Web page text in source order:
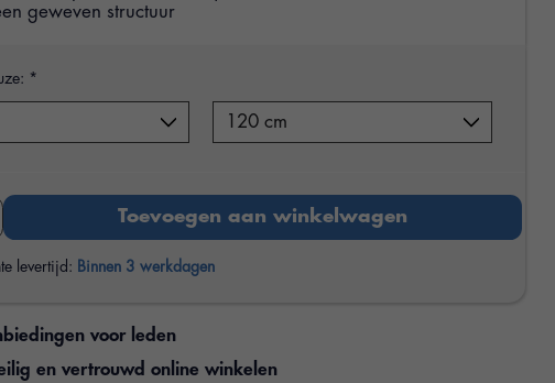
geweven structuur
*
Toevoegen aan winkelwagen
levertijd: Binnen 3 werkdagen
voor leden
en vertrouwd online winkelen